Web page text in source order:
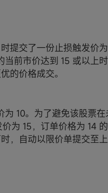
提交了一份止损触发价
前市价达到 15 或以上
的价格成交。
10。为了避免该股票
为 15，订单价格为 14
，自动以限价单提交至